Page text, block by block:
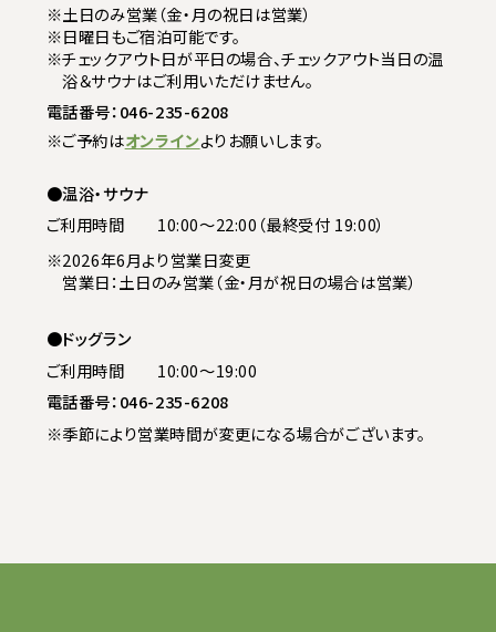
※土日のみ営業（金・月の祝日は営業）
※日曜日もご宿泊可能です。
※チェックアウト日が平日の場合、チェックアウト当日の温
浴＆サウナはご利用いただけません。
電話番号：046-235-6208
※ご予約はオンラインよりお願いします。
温浴・サウナ
ご利用時間
10:00〜22:00（最終受付 19:00）
※2026年6月より営業日変更
営業日：土日のみ営業（金・月が祝日の場合は営業）
ドッグラン
ご利用時間
10:00〜19:00
電話番号：046-235-6208
※季節により営業時間が変更になる場合がございます。